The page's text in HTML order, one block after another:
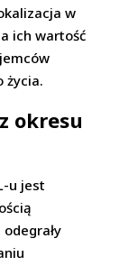
w
ich wartość
życia.
okresu
u jest